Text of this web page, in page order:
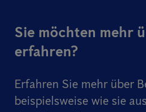
Sie möchten mehr
erfahren?
Erfahren Sie mehr über
beispielsweise wie sie